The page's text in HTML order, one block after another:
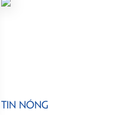
Tin Nóng